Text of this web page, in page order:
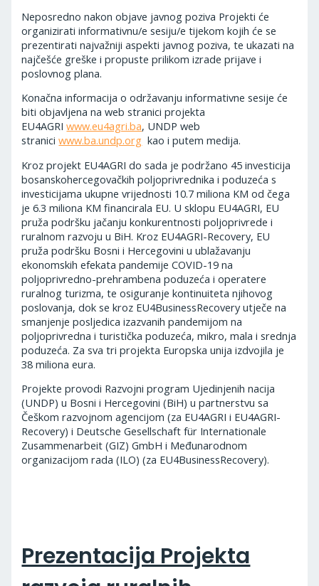
Neposredno nakon objave javnog poziva Projekti će
organizirati informativnu/e sesiju/e tijekom kojih će se
prezentirati najvažniji aspekti javnog poziva, te ukazati na
najčešće greške i propuste prilikom izrade prijave i
poslovnog plana.
Konačna informacija o održavanju informativne sesije će
biti objavljena na web stranici projekta
EU4AGRIwww.eu4agri.ba, UNDP web
straniciwww.ba.undp.org kao i putem medija.
Kroz projekt EU4AGRI do sada je podržano 45 investicija
bosanskohercegovačkih poljoprivrednika i poduzeća s
investicijama ukupne vrijednosti 10.7 miliona KM od čega
je 6.3 miliona KM financirala EU. U sklopu EU4AGRI, EU
pruža podršku jačanju konkurentnosti poljoprivrede i
ruralnom razvoju u BiH. Kroz EU4AGRI-Recovery, EU
pruža podršku Bosni i Hercegovini u ublažavanju
ekonomskih efekata pandemije COVID-19 na
poljoprivredno-prehrambena poduzeća i operatere
ruralnog turizma, te osiguranje kontinuiteta njihovog
poslovanja, dok se kroz EU4BusinessRecovery utječe na
smanjenje posljedica izazvanih pandemijom na
poljoprivredna i turistička poduzeća, mikro, mala i srednja
poduzeća. Za sva tri projekta Europska unija izdvojila je
38 miliona eura.
Projekte provodi Razvojni program Ujedinjenih nacija
(UNDP) u Bosni i Hercegovini (BiH) u partnerstvu sa
Češkom razvojnom agencijom (za EU4AGRI i EU4AGRI-
Recovery) i Deutsche Gesellschaft für Internationale
Zusammenarbeit (GIZ) GmbH i Međunarodnom
organizacijom rada (ILO) (za EU4BusinessRecovery).
Prezentacija Projekta